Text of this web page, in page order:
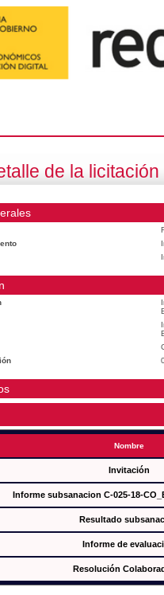
de la licitación
Nombre
Invitación
Informe subsanacion C-025-18-
Resultado
Informe de
Resolución